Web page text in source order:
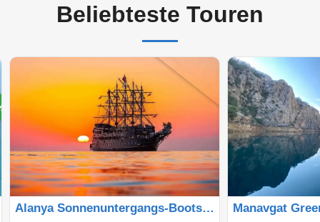
Beliebteste Touren
Alanya Sonnenuntergangs-Bootstour Manavgat